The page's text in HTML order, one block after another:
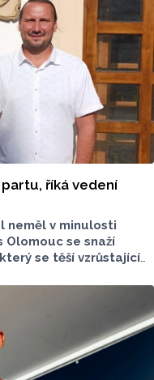
říká vedení
neměl v minulosti
Olomouc se snaží
se těší vzrůstající
- to je olomoucký
nuly, proč je důležitější
dnes děti skutečně
pro Report
Hanák a trenér